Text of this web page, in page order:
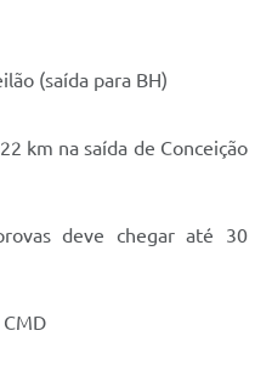
(saída para BH)
km na saída de Conceição
deve chegar até 30
CMD